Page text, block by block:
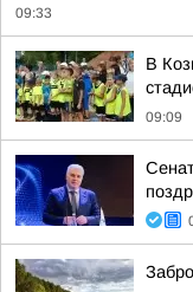
09:33
В
09:09